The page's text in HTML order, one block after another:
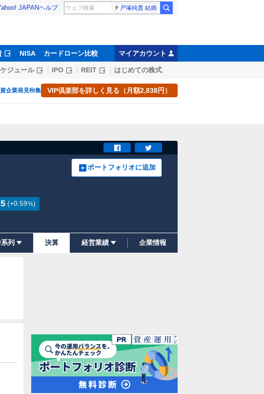
JAPANヘルプ 戸塚純貴 結婚
NISA カードローン比較 マイアカウント
ジュール IPO REIT はじめての株式
企業発見特集 VIP倶楽部を詳しく見る（月額2,838円）
ポートフォリオに追加
(+0.59%)
列 決算 経営業績 企業情報